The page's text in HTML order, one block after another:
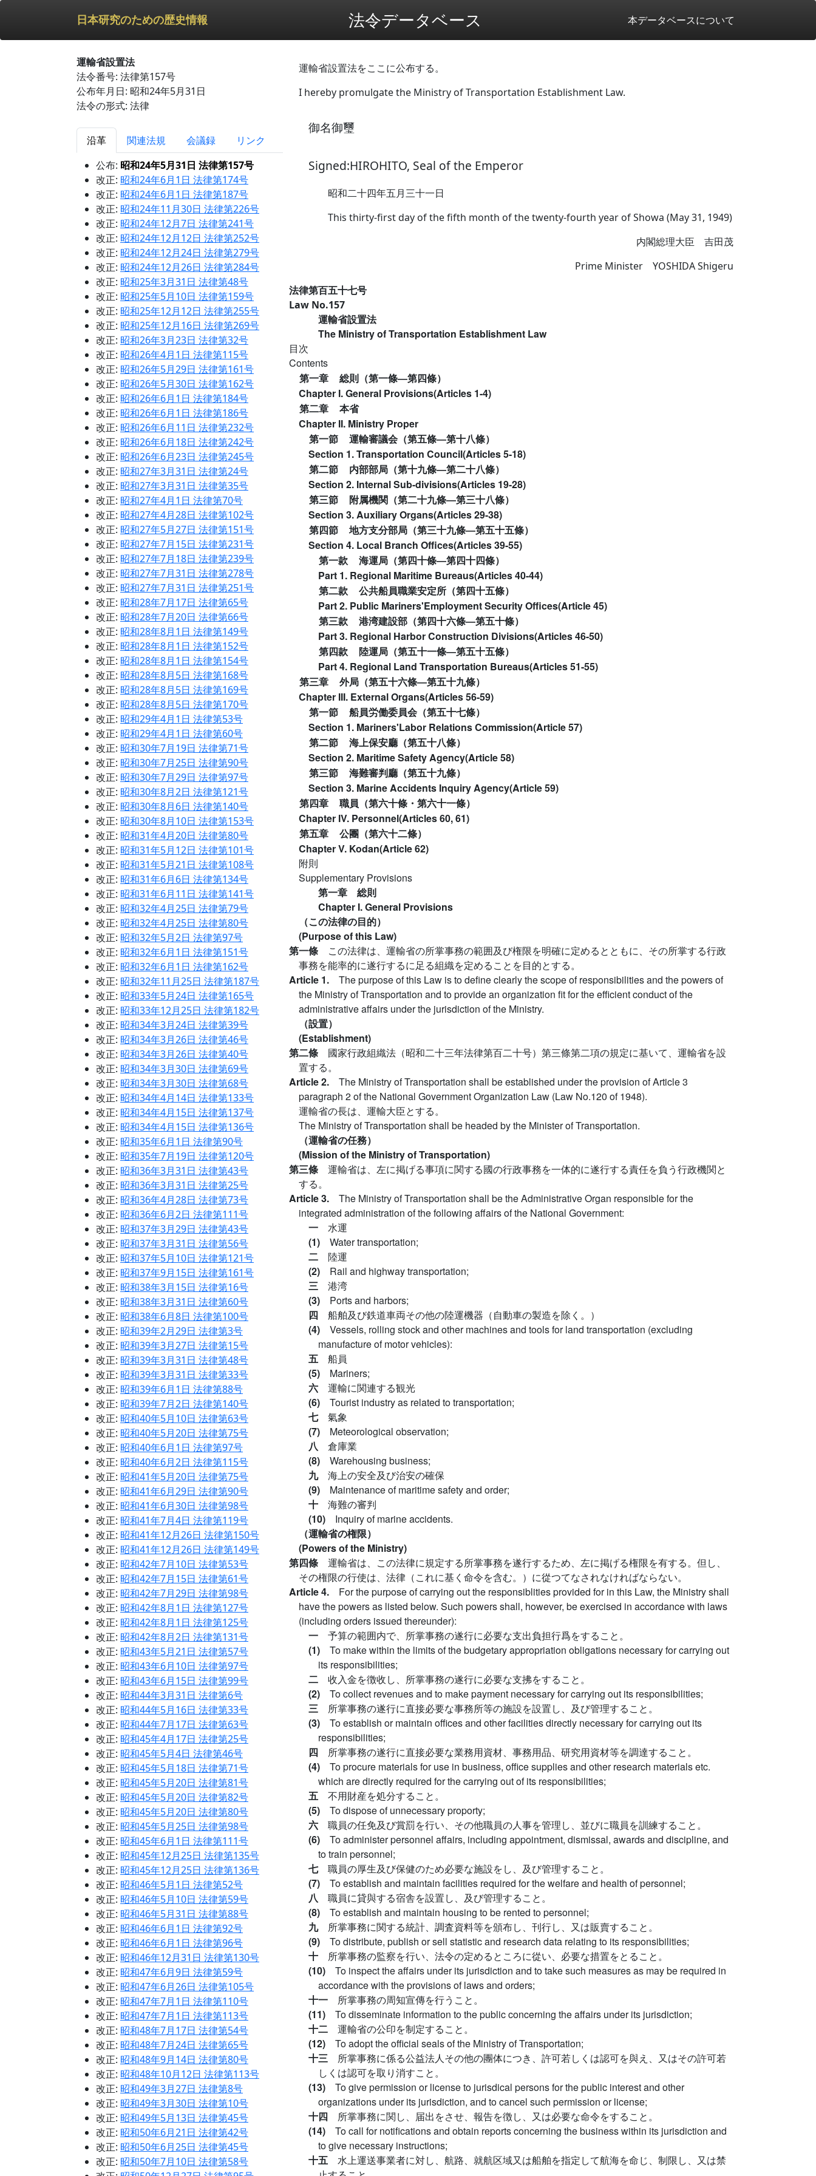
日本研究のための歴史情報 法令データベース 本データベースについて
運輸省設置法
法令番号: 法律第157号
公布年月日: 昭和24年5月31日
法令の形式: 法律
沿革 関連法規 会議録
リンク
公布: 昭和24年5月31日 法律第157号
改正: 昭和24年6月1日 法律第174号
改正: 昭和24年6月1日 法律第187号
改正: 昭和24年11月30日 法律第226号
改正: 昭和24年12月7日 法律第241号
改正: 昭和24年12月12日 法律第252号
改正: 昭和24年12月24日 法律第279号
改正: 昭和24年12月26日 法律第284号
改正: 昭和25年3月31日 法律第48号
改正: 昭和25年5月10日 法律第159号
改正: 昭和25年12月12日 法律第255号
改正: 昭和25年12月16日 法律第269号
改正: 昭和26年3月23日 法律第32号
改正: 昭和26年4月1日 法律第115号
改正: 昭和26年5月29日 法律第161号
改正: 昭和26年5月30日 法律第162号
改正: 昭和26年6月1日 法律第184号
改正: 昭和26年6月1日 法律第186号
改正: 昭和26年6月11日 法律第232号
改正: 昭和26年6月18日 法律第242号
改正: 昭和26年6月23日 法律第245号
改正: 昭和27年3月31日 法律第24号
改正: 昭和27年3月31日 法律第35号
改正: 昭和27年4月1日 法律第70号
改正: 昭和27年4月28日 法律第102号
改正: 昭和27年5月27日 法律第151号
改正: 昭和27年7月15日 法律第231号
改正: 昭和27年7月18日 法律第239号
改正: 昭和27年7月31日 法律第278号
改正: 昭和27年7月31日 法律第251号
改正: 昭和28年7月17日 法律第65号
改正: 昭和28年7月20日 法律第66号
改正: 昭和28年8月1日 法律第149号
改正: 昭和28年8月1日 法律第152号
改正: 昭和28年8月1日 法律第154号
改正: 昭和28年8月5日 法律第168号
改正: 昭和28年8月5日 法律第169号
改正: 昭和28年8月5日 法律第170号
改正: 昭和29年4月1日 法律第53号
改正: 昭和29年4月1日 法律第60号
改正: 昭和30年7月19日 法律第71号
改正: 昭和30年7月25日 法律第90号
改正: 昭和30年7月29日 法律第97号
改正: 昭和30年8月2日 法律第121号
改正: 昭和30年8月6日 法律第140号
改正: 昭和30年8月10日 法律第153号
改正: 昭和31年4月20日 法律第80号
改正: 昭和31年5月12日 法律第101号
改正: 昭和31年5月21日 法律第108号
改正: 昭和31年6月6日 法律第134号
改正: 昭和31年6月11日 法律第141号
改正: 昭和32年4月25日 法律第79号
改正: 昭和32年4月25日 法律第80号
改正: 昭和32年5月2日 法律第97号
改正: 昭和32年6月1日 法律第151号
改正: 昭和32年6月1日 法律第162号
改正: 昭和32年11月25日 法律第187号
改正: 昭和33年5月24日 法律第165号
改正: 昭和33年12月25日 法律第182号
改正: 昭和34年3月24日 法律第39号
改正: 昭和34年3月26日 法律第46号
改正: 昭和34年3月26日 法律第40号
改正: 昭和34年3月30日 法律第69号
改正: 昭和34年3月30日 法律第68号
改正: 昭和34年4月14日 法律第133号
改正: 昭和34年4月15日 法律第137号
改正: 昭和34年4月15日 法律第136号
改正: 昭和35年6月1日 法律第90号
改正: 昭和35年7月19日 法律第120号
改正: 昭和36年3月31日 法律第43号
改正: 昭和36年3月31日 法律第25号
改正: 昭和36年4月28日 法律第73号
改正: 昭和36年6月2日 法律第111号
改正: 昭和37年3月29日 法律第43号
改正: 昭和37年3月31日 法律第56号
改正: 昭和37年5月10日 法律第121号
改正: 昭和37年9月15日 法律第161号
改正: 昭和38年3月15日 法律第16号
改正: 昭和38年3月31日 法律第60号
改正: 昭和38年6月8日 法律第100号
改正: 昭和39年2月29日 法律第3号
改正: 昭和39年3月27日 法律第15号
改正: 昭和39年3月31日 法律第48号
改正: 昭和39年3月31日 法律第33号
改正: 昭和39年6月1日 法律第88号
改正: 昭和39年7月2日 法律第140号
改正: 昭和40年5月10日 法律第63号
改正: 昭和40年5月20日 法律第75号
改正: 昭和40年6月1日 法律第97号
改正: 昭和40年6月2日 法律第115号
改正: 昭和41年5月20日 法律第75号
改正: 昭和41年6月29日 法律第90号
改正: 昭和41年6月30日 法律第98号
改正: 昭和41年7月4日 法律第119号
改正: 昭和41年12月26日 法律第150号
改正: 昭和41年12月26日 法律第149号
改正: 昭和42年7月10日 法律第53号
改正: 昭和42年7月15日 法律第61号
改正: 昭和42年7月29日 法律第98号
改正: 昭和42年8月1日 法律第127号
改正: 昭和42年8月1日 法律第125号
改正: 昭和42年8月2日 法律第131号
改正: 昭和43年5月21日 法律第57号
改正: 昭和43年6月10日 法律第97号
改正: 昭和43年6月15日 法律第99号
改正: 昭和44年3月31日 法律第6号
改正: 昭和44年5月16日 法律第33号
改正: 昭和44年7月17日 法律第63号
改正: 昭和45年4月17日 法律第25号
改正: 昭和45年5月4日 法律第46号
改正: 昭和45年5月18日 法律第71号
改正: 昭和45年5月20日 法律第81号
改正: 昭和45年5月20日 法律第82号
改正: 昭和45年5月20日 法律第80号
改正: 昭和45年5月25日 法律第98号
改正: 昭和45年6月1日 法律第111号
改正: 昭和45年12月25日 法律第135号
改正: 昭和45年12月25日 法律第136号
改正: 昭和46年5月1日 法律第52号
改正: 昭和46年5月10日 法律第59号
改正: 昭和46年5月31日 法律第88号
改正: 昭和46年6月1日 法律第92号
改正: 昭和46年6月1日 法律第96号
改正: 昭和46年12月31日 法律第130号
改正: 昭和47年6月9日 法律第59号
改正: 昭和47年6月26日 法律第105号
改正: 昭和47年7月1日 法律第110号
改正: 昭和47年7月1日 法律第113号
改正: 昭和48年7月17日 法律第54号
改正: 昭和48年7月24日 法律第65号
改正: 昭和48年9月14日 法律第80号
改正: 昭和48年10月12日 法律第113号
改正: 昭和49年3月27日 法律第8号
改正: 昭和49年3月30日 法律第10号
改正: 昭和49年5月13日 法律第45号
改正: 昭和50年6月21日 法律第42号
改正: 昭和50年6月25日 法律第45号
改正: 昭和50年7月10日 法律第58号
運輸省設置法をここに公布する。
I hereby promulgate the Ministry of Transportation Establishment Law.
御名御璽
Signed:HIROHITO, Seal of the Emperor
昭和二十四年五月三十一日
This thirty-first day of the fifth month of the twenty-fourth year of Showa (May 31, 1949)
内閣総理大臣 吉田茂
Prime Minister YOSHIDA Shigeru
法律第百五十七号
Law No.157
運輸省設置法
The Ministry of Transportation Establishment Law
目次
Contents
第一章
総則（第一條―第四條）
Chapter I. General Provisions(Articles 1-4)
第二章
本省
Chapter II. Ministry Proper
第一節
運輸審議会（第五條―第十八條）
Section 1. Transportation Council(Articles 5-18)
第二節
内部部局（第十九條―第二十八條）
Section 2. Internal Sub-divisions(Articles 19-28)
第三節
附属機関（第二十九條―第三十八條）
Section 3. Auxiliary Organs(Articles 29-38)
第四節
地方支分部局（第三十九條―第五十五條）
Section 4. Local Branch Offices(Articles 39-55)
第一款
海運局（第四十條―第四十四條）
Part 1. Regional Maritime Bureaus(Articles 40-44)
第二款
公共船員職業安定所（第四十五條）
Part 2. Public Mariners'Employment Security Offices(Article 45)
第三款
港湾建設部（第四十六條―第五十條）
Part 3. Regional Harbor Construction Divisions(Articles 46-50)
第四款
陸運局（第五十一條―第五十五條）
Part 4. Regional Land Transportation Bureaus(Articles 51-55)
第三章
外局（第五十六條―第五十九條）
Chapter III. External Organs(Articles 56-59)
第一節
船員労働委員会（第五十七條）
Section 1. Mariners'Labor Relations Commission(Article 57)
第二節
海上保安廳（第五十八條）
Section 2. Maritime Safety Agency(Article 58)
第三節
海難審判廳（第五十九條）
Section 3. Marine Accidents Inquiry Agency(Article 59)
第四章
職員（第六十條・第六十一條）
Chapter IV. Personnel(Articles 60, 61)
第五章
公團（第六十二條）
Chapter V. Kodan(Article 62)
附則
Supplementary Provisions
第一章 総則
Chapter I. General Provisions
（この法律の目的）
(Purpose of this Law)
第一條 この法律は、運輸省の所掌事務の範囲及び権限を明確に定めるとともに、その所掌する行政
事務を能率的に遂行するに足る組織を定めることを目的とする。
Article 1. The purpose of this Law is to define clearly the scope of responsibilities and the powers of
the Ministry of Transportation and to provide an organization fit for the efficient conduct of the
administrative affairs under the jurisdiction of the Ministry.
（設置）
(Establishment)
第二條 國家行政組織法（昭和二十三年法律第百二十号）第三條第二項の規定に基いて、運輸省を設
置する。
Article 2. The Ministry of Transportation shall be established under the provision of Article 3
paragraph 2 of the National Government Organization Law (Law No.120 of 1948).
運輸省の長は、運輸大臣とする。
The Ministry of Transportation shall be headed by the Minister of Transportation.
（運輸省の任務）
(Mission of the Ministry of Transportation)
第三條 運輸省は、左に掲げる事項に関する國の行政事務を一体的に遂行する責任を負う行政機関と
する。
Article 3. The Ministry of Transportation shall be the Administrative Organ responsible for the
integrated administration of the following affairs of the National Government:
一 水運
(1) Water transportation;
二 陸運
(2) Rail and highway transportation;
三 港湾
(3) Ports and harbors;
四 船舶及び鉄道車両その他の陸運機器（自動車の製造を除く。）
(4) Vessels, rolling stock and other machines and tools for land transportation (excluding
manufacture of motor vehicles):
五 船員
(5) Mariners;
六 運輸に関連する観光
(6) Tourist industry as related to transportation;
七 氣象
(7) Meteorological observation;
八 倉庫業
(8) Warehousing business;
九 海上の安全及び治安の確保
(9) Maintenance of maritime safety and order;
十 海難の審判
(10) Inquiry of marine accidents.
（運輸省の権限）
(Powers of the Ministry)
第四條 運輸省は、この法律に規定する所掌事務を遂行するため、左に掲げる権限を有する。但し、
その権限の行使は、法律（これに基く命令を含む。）に從つてなされなければならない。
Article 4. For the purpose of carrying out the responsiblities provided for in this Law, the Ministry shall
have the powers as listed below. Such powers shall, however, be exercised in accordance with laws
(including orders issued thereunder):
一 予算の範囲内で、所掌事務の遂行に必要な支出負担行爲をすること。
(1) To make within the limits of the budgetary appropriation obligations necessary for carrying out
its responsibilities;
二 收入金を徴收し、所掌事務の遂行に必要な支拂をすること。
(2) To collect revenues and to make payment necessary for carrying out its responsibilities;
三 所掌事務の遂行に直接必要な事務所等の施設を設置し、及び管理すること。
(3) To establish or maintain offices and other facilities directly necessary for carrying out its
responsibilities;
四 所掌事務の遂行に直接必要な業務用資材、事務用品、研究用資材等を調達すること。
(4) To procure materials for use in business, office supplies and other research materials etc.
which are directly required for the carrying out of its responsibilities;
五 不用財産を処分すること。
(5) To dispose of unnecessary proporty;
六 職員の任免及び賞罰を行い、その他職員の人事を管理し、並びに職員を訓練すること。
(6) To administer personnel affairs, including appointment, dismissal, awards and discipline, and
to train personnel;
七 職員の厚生及び保健のため必要な施設をし、及び管理すること。
(7) To establish and maintain facilities required for the welfare and health of personnel;
八 職員に貸與する宿舎を設置し、及び管理すること。
(8) To establish and maintain housing to be rented to personnel;
九 所掌事務に関する統計、調査資料等を頒布し、刊行し、又は販賣すること。
(9) To distribute, publish or sell statistic and research data relating to its responsibilities;
十 所掌事務の監察を行い、法令の定めるところに從い、必要な措置をとること。
(10) To inspect the affairs under its jurisdiction and to take such measures as may be required in
accordance with the provisions of laws and orders;
十一 所掌事務の周知宣傳を行うこと。
(11) To disseminate information to the public concerning the affairs under its jurisdiction;
十二 運輸省の公印を制定すること。
(12) To adopt the official seals of the Ministry of Transportation;
十三 所掌事務に係る公益法人その他の團体につき、許可若しくは認可を與え、又はその許可若
しくは認可を取り消すこと。
(13) To give permission or license to jurisdical persons for the public interest and other
organizations under its jurisdiction, and to cancel such permission or license;
十四 所掌事務に関し、届出をさせ、報告を徴し、又は必要な命令をすること。
(14) To call for notifications and obtain reports concerning the business within its jurisdiction and
to give necessary instructions;
十五 水上運送事業者に対し、航路、就航区域又は船舶を指定して航海を命じ、制限し、又は禁